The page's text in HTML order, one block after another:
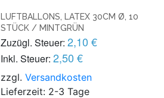
LUFTBALLONS, LATEX 30CM Ø, 10
STÜCK / MINTGRÜN
Zuzügl. Steuer: 2,10 €
Inkl. Steuer: 2,50 €
zzgl.Versandkosten
Lieferzeit: 2-3 Tage